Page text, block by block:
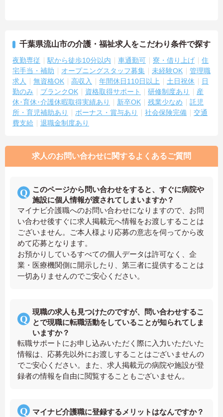
千葉県流山市の介護・福祉求人をこだわり条件で探す
夜勤専従 駅から徒歩10分以内 車通勤可 寮・借り上げ
住
宅手当・補助
オープニングスタッフ募集 未経験OK
管理職
求人
無資格OK 高収入 年間休日110日以上 土日祝休
日
勤のみ
ブランクOK 資格取得サポート 研修制度あり
産
休･育休･介護休暇取得実績あり
新卒OK 残業少なめ
託児
所・育児補助あり
ボーナス・賞与あり 社会保険完備
交通
費支給
退職金制度あり
求人のお問い合わせに関するよくあるご質問
このページから問い合わせをすると、すぐに病院や
施設に個人情報が渡されてしまいますか？
マイナビ介護職へのお問い合わせになりますので、お問
い合わせ後すぐに求人掲載元へ情報をお渡しすることは
ございません。ご本人様より応募の意志を伺ってから改
めて応募となります。
お預かりしているすべての個人データは許可なく、企
業・医療機関側に開示したり、第三者に提供することは
一切ありませんのでご安心ください。
現職の求人も見つけたのですが、問い合わせするこ
とで現職に転職活動をしていることが知られてしま
いますか？
転職サポートにお申し込みいただく際に入力いただいた
情報は、応募先以外にお渡しすることはございませんの
でご安心ください。また、求人掲載元の病院や施設が登
録者の情報を自由に閲覧することもございません。
マイナビ介護職に登録するメリットはなんですか？